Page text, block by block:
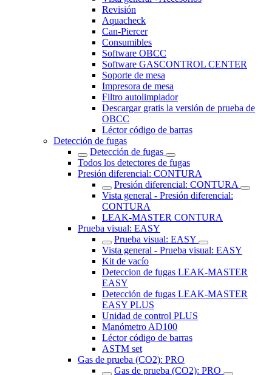
Revisión
Aquacheck
Can-Piercer
Consumibles
Software OBCC
Software GASCONTROL CENTER
Soporte de mesa
Impresora de mesa
Filtro autolimpiador
Descargar gratis la versión de prueba de
OBCC
Léctor código de barras
Detección de fugas
Detección de fugas
Todos los detectores de fugas
Presión diferencial: CONTURA
Presión diferencial: CONTURA
Vista general - Presión diferencial:
CONTURA
LEAK-MASTER CONTURA
Prueba visual: EASY
Prueba visual: EASY
Vista general - Prueba visual: EASY
Kit de vacío
Deteccion de fugas LEAK-MASTER
EASY
Detección de fugas LEAK-MASTER
EASY PLUS
Unidad de control PLUS
Manómetro AD100
Léctor código de barras
ASTM set
Gas de prueba (CO2): PRO
Gas de prueba (CO2): PRO